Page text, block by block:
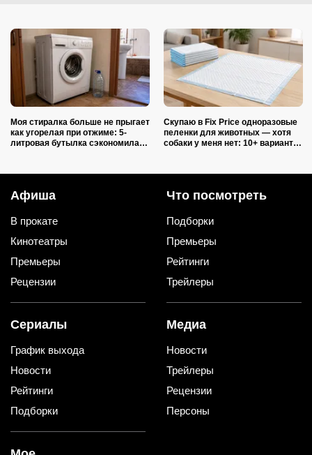
Моя стиралка больше не прыгает
как угорелая при отжиме: 5-
литровая бутылка сэкономила
Скупаю в Fix Price одноразовые
пеленки для животных — хотя
собаки у меня нет: 10+ вариантов
Афиша
В прокате
Кинотеатры
Премьеры
Рецензии
Что посмотреть
Подборки
Премьеры
Рейтинги
Трейлеры
Сериалы
График выхода
Новости
Рейтинги
Подборки
Медиа
Новости
Трейлеры
Рецензии
Персоны